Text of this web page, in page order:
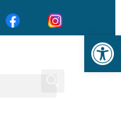
Ouvrir